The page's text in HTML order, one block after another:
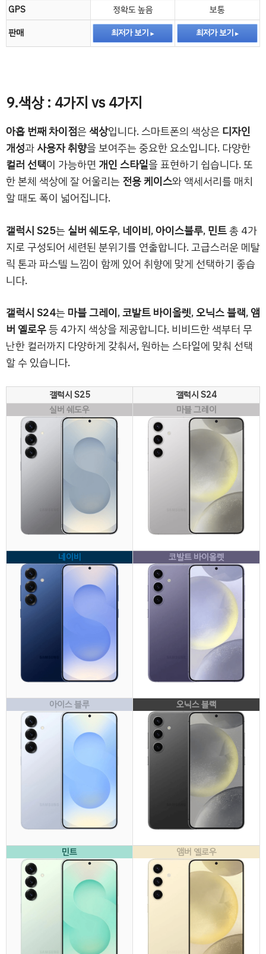
GPS
정확도 높음
보통
판매
최저가 보기 최저가 보기
9.색상 : 4가지 vs 4가지
아홉 번째 차이점은색상입니다. 스마트폰의 색상은 디자인
개성과사용자 취향을 보여주는 중요한 요소입니다. 다양한
컬러 선택이 가능하면 개인 스타일을 표현하기 쉽습니다. 또
한 본체 색상에 잘 어울리는 전용 케이스와 액세서리를 매치
할 때도 폭이 넓어집니다.
갤럭시 S25는 실버 쉐도우,네이비,아이스블루,민트총 4가
지로 구성되어 세련된 분위기를 연출합니다. 고급스러운 메탈
릭 톤과 파스텔 느낌이 함께 있어 취향에 맞게 선택하기 좋습
니다.
갤럭시 S24는 마블 그레이,코발트 바이올렛,오닉스 블랙,앰
버 옐로우등 4가지 색상을 제공합니다. 비비드한 색부터 무
난한 컬러까지 다양하게 갖춰서, 원하는 스타일에 맞춰 선택
할 수 있습니다.
갤럭시 S25
갤럭시 S24
실버 쉐도우
마블 그레이
네이비 코발트 바이올렛
아이스 블루 오닉스 블랙
민트 앰버 옐로우